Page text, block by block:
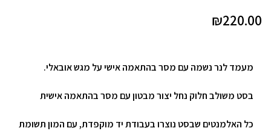
₪220.00
מעמד לנר נשמה עם מסר בהתאמה אישי על מגש אובאלי.
בסט משולב חלוק נחל יצור מבטון עם מסר בהתאמה אישית
כל האלמנטים שבסט נוצרו בעבודת יד מוקפדת, עם המון תשומת